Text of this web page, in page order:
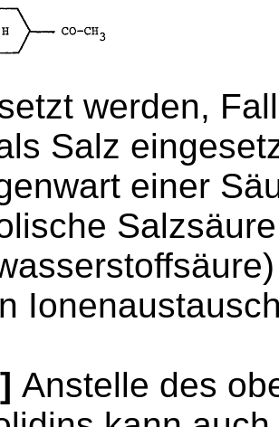
werden,
Salz
einer
Anstelle des